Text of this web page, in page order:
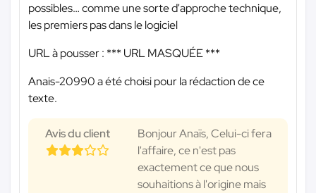
possibles… comme une sorte d'approche technique,
les premiers pas dans le logiciel
URL à pousser : *** URL MASQUÉE ***
Anais-20990 a été choisi pour la rédaction de ce
texte.
Avis du client
Bonjour Anaïs, Celui-ci fera
l'affaire, ce n'est pas
exactement ce que nous
souhaitions à l'origine mais